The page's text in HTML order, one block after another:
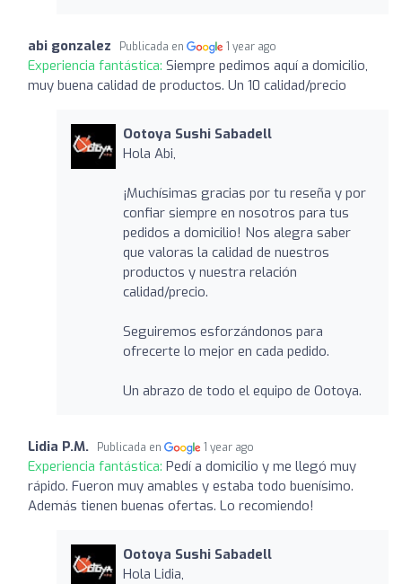
abi gonzalez Publicada en 1 year ago
Experiencia fantástica: Siempre pedimos aquí a domicilio,
muy buena calidad de productos. Un 10 calidad/precio
Ootoya Sushi Sabadell
Hola Abi,
¡Muchísimas gracias por tu reseña y por
confiar siempre en nosotros para tus
pedidos a domicilio! Nos alegra saber
que valoras la calidad de nuestros
productos y nuestra relación
calidad/precio.
Seguiremos esforzándonos para
ofrecerte lo mejor en cada pedido.
Un abrazo de todo el equipo de Ootoya.
Lidia P.M. Publicada en 1 year ago
Experiencia fantástica: Pedí a domicilio y me llegó muy
rápido. Fueron muy amables y estaba todo buenísimo.
Además tienen buenas ofertas. Lo recomiendo!
Ootoya Sushi Sabadell
Hola Lidia,